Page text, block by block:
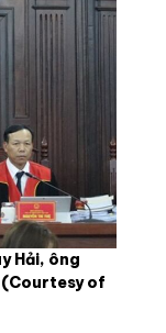
Hải, ông
(Courtesy of